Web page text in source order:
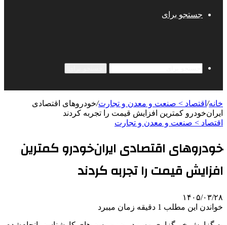
جستجو برای
خانه/ اقتصاد > صنعت و معدن و تجارت/خودروهای اقتصادی
ایران‌خودرو کمترین افزایش قیمت را تجربه کردند
اقتصاد > صنعت و معدن و تجارت
خودروهای اقتصادی ایران‌خودرو کمترین
افزایش قیمت را تجربه کردند
۱۴۰۵/۰۳/۲۸
خواندن این مطلب 1 دقیقه زمان میبرد